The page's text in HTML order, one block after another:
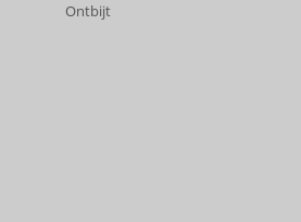
Ontbijt